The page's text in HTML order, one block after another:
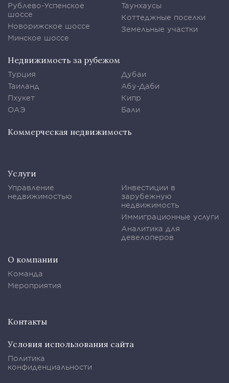
Рублево-Успенское
шоссе
Новорижское шоссе
Минское шоссе
Таунхаусы
Коттеджные поселки
Земельные участки
Недвижимость за рубежом
Турция
Таиланд
Пхукет
ОАЭ
Дубаи
Абу-Даби
Кипр
Бали
Коммерческая недвижимость
Услуги
Управление
недвижимостью
Инвестиции в
зарубежную
недвижимость
Иммиграционные услуги
Аналитика для
девелоперов
О компании
Команда
Мероприятия
Контакты
Условия использования сайта
Политика
конфиденциальности